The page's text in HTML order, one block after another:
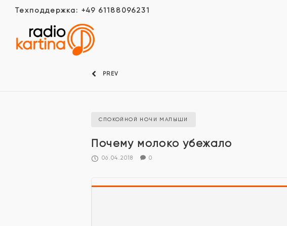
Техподдержка: +49 61188096231
PREV
СПОКОЙНОЙ НОЧИ МАЛЫШИ
Почему молоко убежало
06.04.2018 0